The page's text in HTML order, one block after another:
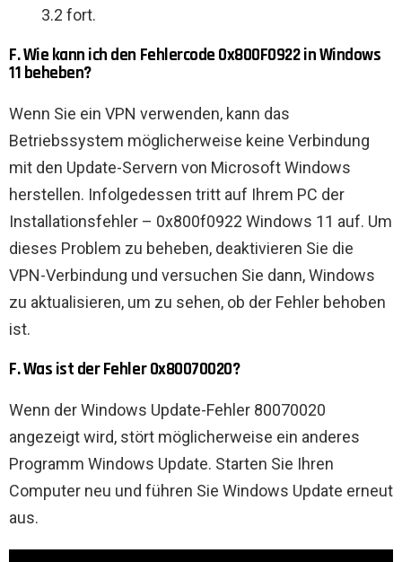
3.2 fort.
F. Wie kann ich den Fehlercode 0x800F0922 in Windows
11 beheben?
Wenn Sie ein VPN verwenden, kann das
Betriebssystem möglicherweise keine Verbindung
mit den Update-Servern von Microsoft Windows
herstellen. Infolgedessen tritt auf Ihrem PC der
Installationsfehler – 0x800f0922 Windows 11 auf. Um
dieses Problem zu beheben, deaktivieren Sie die
VPN-Verbindung und versuchen Sie dann, Windows
zu aktualisieren, um zu sehen, ob der Fehler behoben
ist.
F. Was ist der Fehler 0x80070020?
Wenn der Windows Update-Fehler 80070020
angezeigt wird, stört möglicherweise ein anderes
Programm Windows Update. Starten Sie Ihren
Computer neu und führen Sie Windows Update erneut
aus.